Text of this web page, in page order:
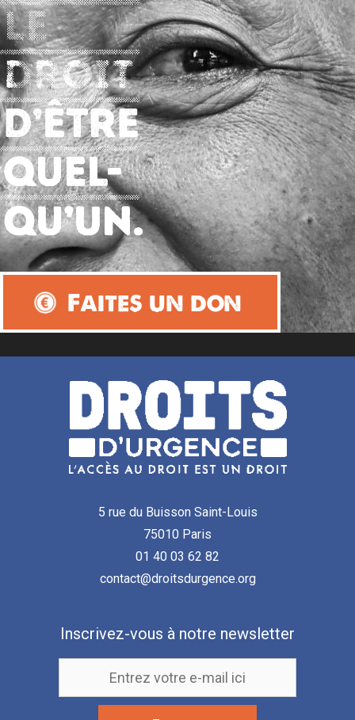
Faites un don
5 rue du Buisson Saint-Louis
75010 Paris
01 40 03 62 82
contact@droitsdurgence.org
Inscrivez-vous à notre newsletter